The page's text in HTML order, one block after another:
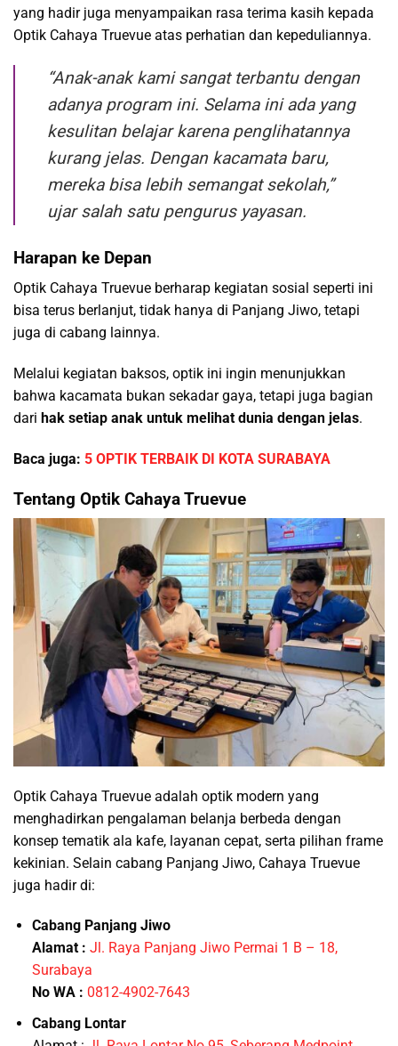
yang hadir juga menyampaikan rasa terima kasih kepada
Optik Cahaya Truevue atas perhatian dan kepeduliannya.
“Anak-anak kami sangat terbantu dengan
adanya program ini. Selama ini ada yang
kesulitan belajar karena penglihatannya
kurang jelas. Dengan kacamata baru,
mereka bisa lebih semangat sekolah,”
ujar salah satu pengurus yayasan.
Harapan ke Depan
Optik Cahaya Truevue berharap kegiatan sosial seperti ini
bisa terus berlanjut, tidak hanya di Panjang Jiwo, tetapi
juga di cabang lainnya.
Melalui kegiatan baksos, optik ini ingin menunjukkan
bahwa kacamata bukan sekadar gaya, tetapi juga bagian
dari hak setiap anak untuk melihat dunia dengan jelas.
Baca juga: 5 OPTIK TERBAIK DI KOTA SURABAYA
Tentang Optik Cahaya Truevue
Optik Cahaya Truevue adalah optik modern yang
menghadirkan pengalaman belanja berbeda dengan
konsep tematik ala kafe, layanan cepat, serta pilihan frame
kekinian. Selain cabang Panjang Jiwo, Cahaya Truevue
juga hadir di:
Cabang Panjang Jiwo
Alamat : Jl. Raya Panjang Jiwo Permai 1 B – 18,
Surabaya
No WA : 0812-4902-7643
Cabang Lontar